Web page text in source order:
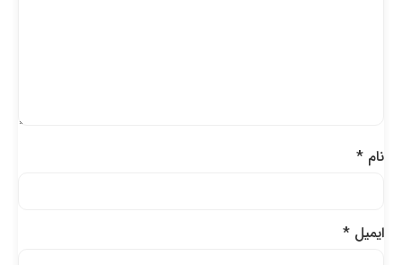
نام*
ایمیل*